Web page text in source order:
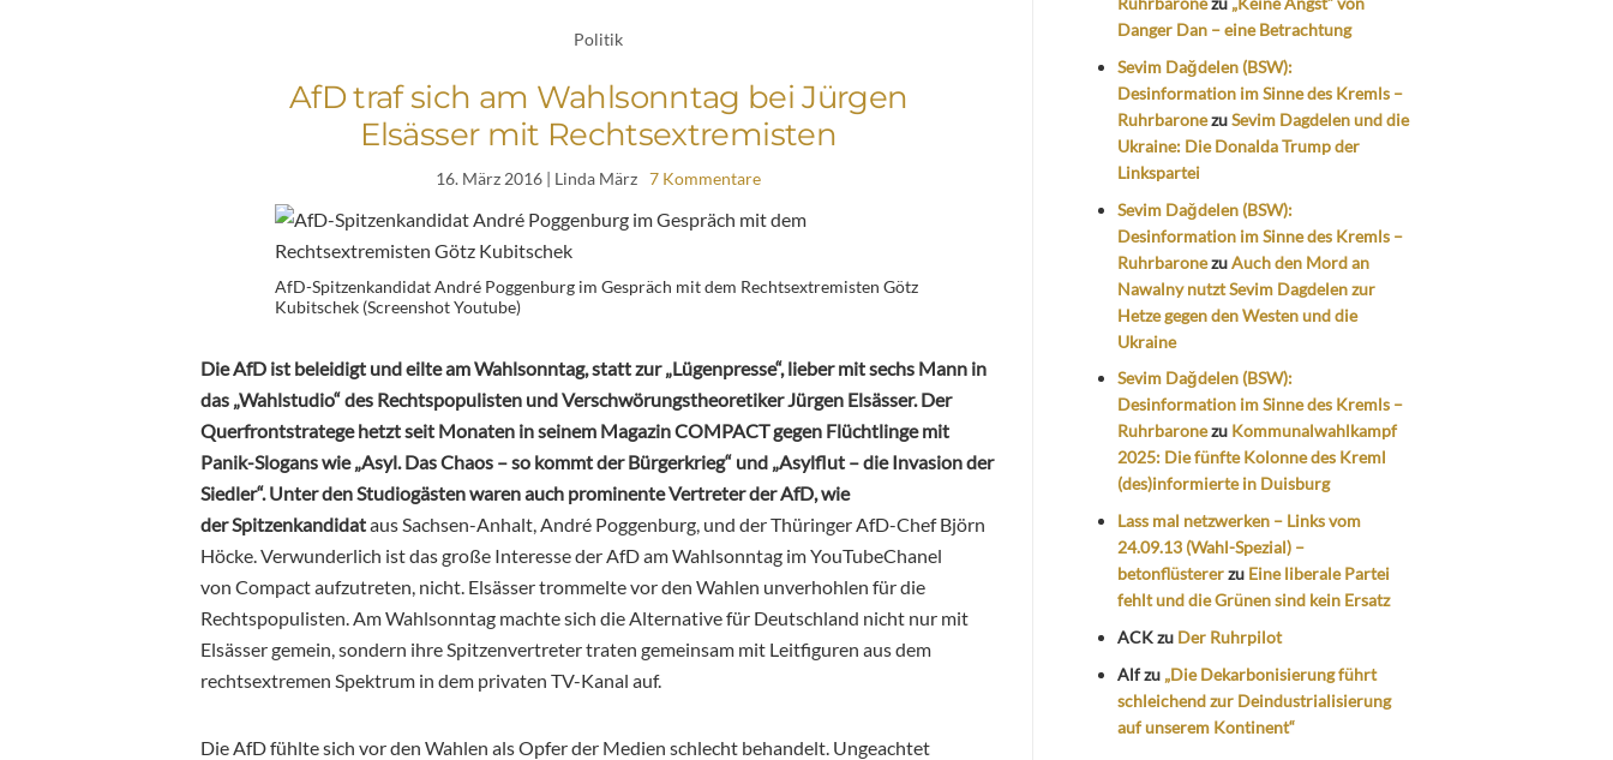
Politik
AfD traf sich am Wahlsonntag bei Jürgen
Elsässer mit Rechtsextremisten
16. März 2016 | Linda März 7 Kommentare
AfD-Spitzenkandidat André Poggenburg im Gespräch mit dem Rechtsextremisten Götz
Kubitschek (Screenshot Youtube)
Die AfD ist beleidigt und eilte am Wahlsonntag, statt zur „Lügenpresse“, lieber mit sechs Mann in
das „Wahlstudio“ des Rechtspopulisten und Verschwörungstheoretiker Jürgen Elsässer. Der
Querfrontstratege hetzt seit Monaten in seinem Magazin COMPACT gegen Flüchtlinge mit
Panik-Slogans wie „Asyl. Das Chaos – so kommt der Bürgerkrieg“ und „Asylflut – die Invasion der
Siedler“. Unter den Studiogästen waren auch prominente Vertreter der AfD, wie
derSpitzenkandidataus Sachsen-Anhalt, André Poggenburg, und der Thüringer AfD-Chef Björn
Höcke. Verwunderlich ist das große Interesse der AfD am Wahlsonntag im YouTubeChanel
von Compact aufzutreten, nicht. Elsässer trommelte vor den Wahlen unverhohlen für die
Rechtspopulisten. Am Wahlsonntag machte sich die Alternative für Deutschland nicht nur mit
Elsässer gemein, sondern ihre Spitzenvertreter traten gemeinsam mit Leitfiguren aus dem
rechtsextremen Spektrum in dem privaten TV-Kanal auf.
Die AfD fühlte sich vor den Wahlen als Opfer der Medien schlecht behandelt. Ungeachtet
Danger Dan – eine Betrachtung
Sevim Dağdelen (BSW):
Desinformation im Sinne des Kremls –
RuhrbaronezuSevim Dagdelen und die
Ukraine: Die Donalda Trump der
Linkspartei
Sevim Dağdelen (BSW):
Desinformation im Sinne des Kremls –
RuhrbaronezuAuch den Mord an
Nawalny nutzt Sevim Dagdelen zur
Hetze gegen den Westen und die
Ukraine
Sevim Dağdelen (BSW):
Desinformation im Sinne des Kremls –
Ruhrbaronezu Kommunalwahlkampf
2025: Die fünfte Kolonne des Kreml
(des)informierte in Duisburg
Lass mal netzwerken – Links vom
24.09.13 (Wahl-Spezial) –
betonflüstererzu Eine liberale Partei
fehlt und die Grünen sind kein Ersatz
ACKzu Der Ruhrpilot
Alfzu „Die Dekarbonisierung führt
schleichend zur Deindustrialisierung
auf unserem Kontinent“